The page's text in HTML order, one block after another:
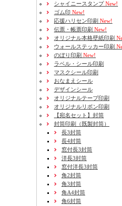
シャイニースタンプNew!
ゴム印 New!
応援ハリセン印刷 New!
伝票・帳票印刷 New!
オリジナル本格壁紙印刷
ウォールステッカー印刷
のぼり印刷 New!
ラベル・シール印刷
マスクシール印刷
おなまえシール
デザインシール
オリジナルテープ印刷
オリジナルリボン印刷
【宛名セット】封筒
封筒印刷
（既製封筒）
長3封筒
長4封筒
窓付長3封筒
洋長3封筒
窓付洋長3封筒
角2封筒
角3封筒
角A4封筒
角6封筒